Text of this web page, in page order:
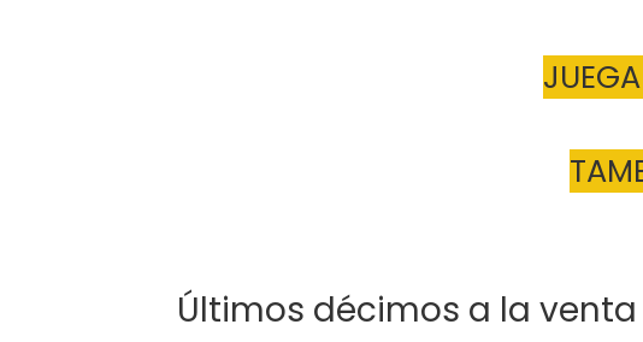
Últimos décimos a la venta